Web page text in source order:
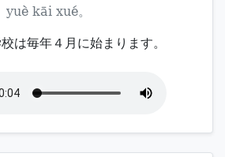
yuè kāi xué。
は毎年４月に始まります。